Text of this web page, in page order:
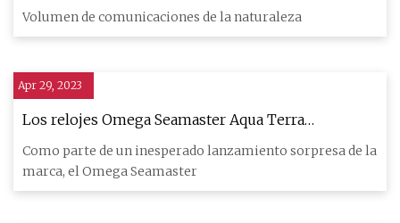
óxido
Volumen de comunicaciones de la naturaleza
Apr 29, 2023
Los relojes Omega Seamaster Aqua Terra
Worldtimer tallan el mundo con un láser
Como parte de un inesperado lanzamiento sorpresa de la
marca, el Omega Seamaster